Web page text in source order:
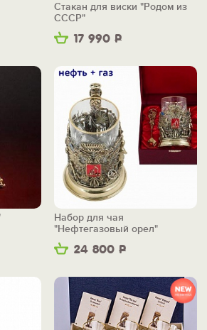
17 990 Р
Стакан для виски "Родом из
СССР"
24 800 Р
Набор для чая
"Нефтегазовый орел"